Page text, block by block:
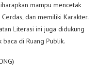
mampu mencetak
dan memiliki Karakter.
Literasi ini juga didukung
di Ruang Publik.